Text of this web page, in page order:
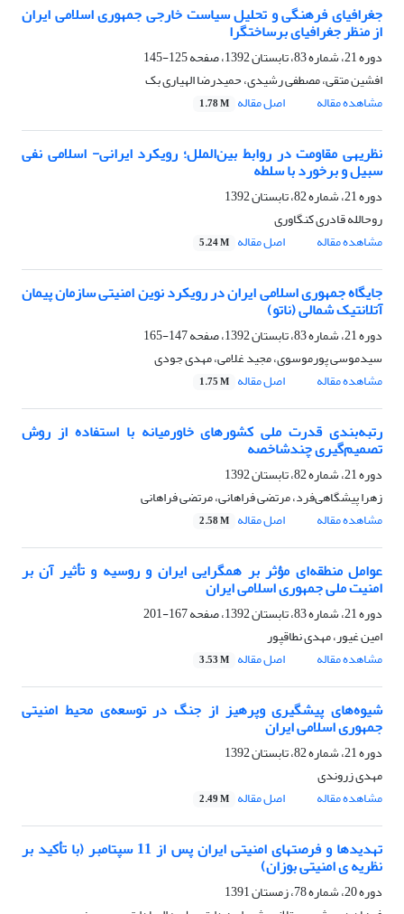
جغرافیای فرهنگی و تحلیل سیاست خارجی جمهوری اسلامی ایران
از منظر جغرافیای برساخت‎گرا
دوره 21، شماره 83، تابستان 1392، صفحه
125-145
افشین متقی، مصطفی رشیدی، حمیدرضا اله‎یاری بک
مشاهده مقاله
اصل مقاله 1.78 M
نظریه‎ی مقاومت در روابط بین‌الملل؛ رویکرد ایرانی- اسلامی نفی
سبیل و برخورد با سلطه
دوره 21، شماره 82، تابستان 1392
روح‎الله قادری کنگاوری
مشاهده مقاله
اصل مقاله 5.24 M
جایگاه جمهوری اسلامی ایران در رویکرد نوین امنیتی سازمان پیمان
آتلانتیک شمالی (ناتو)
دوره 21، شماره 83، تابستان 1392، صفحه
147-165
سیدموسی پورموسوی، مجید غلامی، مهدی جودی
مشاهده مقاله
اصل مقاله 1.75 M
رتبه‌بندی قدرت ملی کشورهای خاورمیانه با استفاده از روش
تصمیم‌گیری چندشاخصه
دوره 21، شماره 82، تابستان 1392
زهرا پیشگاهی‌فرد، مرتضی فراهانی، مرتضی فراهانی
مشاهده مقاله
اصل مقاله 2.58 M
عوامل منطقه‌ای مؤثر بر همگرایی ایران و روسیه و تأثیر آن بر
امنیت ملی جمهوری اسلامی ایران
دوره 21، شماره 83، تابستان 1392، صفحه
167-201
امین غیور، مهدی نطاق‏پور
مشاهده مقاله
اصل مقاله 3.53 M
شیوه‌های پیشگیری وپرهیز از جنگ در توسعه‌ی محیط امنیتی
جمهوری اسلامی ایران
دوره 21، شماره 82، تابستان 1392
مهدی زروندی
مشاهده مقاله
اصل مقاله 2.49 M
تهدیدها و فرصت‏های امنیتی ایران پس از 11 سپتامبر (با تأکید بر
نظریه‏ ی امنیتی بوزان)
دوره 20، شماره 78، زمستان 1391